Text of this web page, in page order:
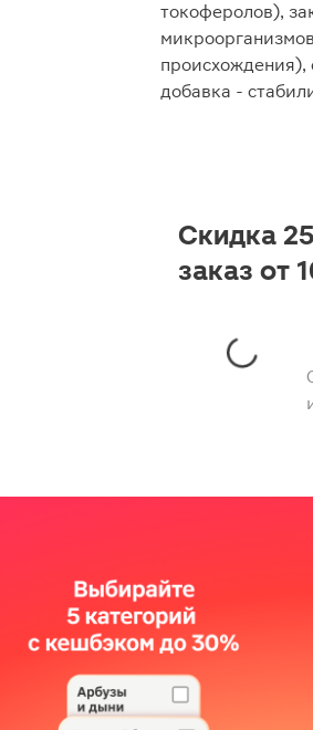
токоферолов),
происхождения),
добавка -
Скидка
заказ от